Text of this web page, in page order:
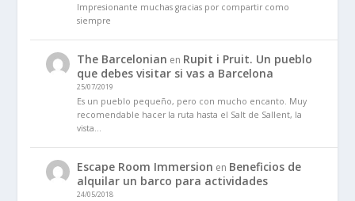
Impresionante muchas gracias por compartir como
siempre
The Barcelonian en Rupit i Pruit. Un pueblo
que debes visitar si vas a Barcelona
25/07/2019
Es un pueblo pequeño, pero con mucho encanto. Muy
recomendable hacer la ruta hasta el Salt de Sallent, la
vista…
Escape Room Immersion en Beneficios de
alquilar un barco para actividades
24/05/2018